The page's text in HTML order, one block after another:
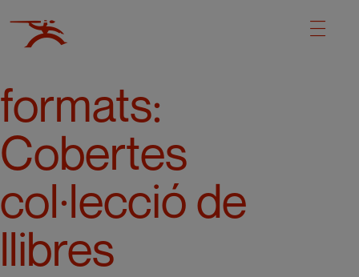
formats:
Cobertes
col·lecció de
llibres